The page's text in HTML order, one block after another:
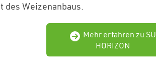
des Weizenanbaus.
Mehr erfahren zu SU
HORIZON